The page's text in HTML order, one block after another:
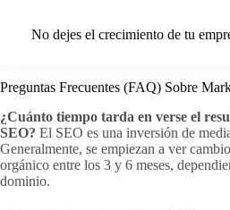
No dejes el crecimiento de tu
Preguntas Frecuentes (FAQ) Sobre
¿Cuánto tiempo tarda en verse el
SEO? El SEO es una inversión de
Generalmente, se empiezan a ver
orgánico entre los 3 y 6 meses,
dominio.